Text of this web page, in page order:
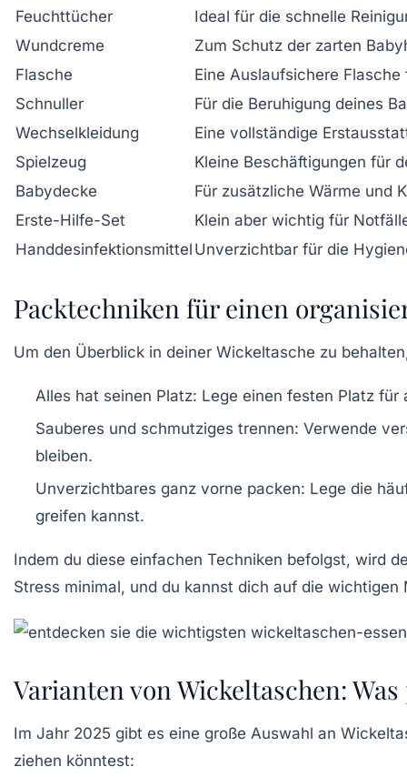
Feuchttücher
Ideal für die schnelle
Wundcreme
Zum Schutz der zarten
Flasche
Eine Auslaufsichere
Schnuller
Für die Beruhigung deines
Wechselkleidung
Eine vollständige
Spielzeug
Kleine Beschäftigungen für
Babydecke
Für zusätzliche Wärme und
Erste-Hilfe-Set
Klein aber wichtig für
Handdesinfektionsmittel Unverzichtbar für die
Packtechniken für einen
Um den Überblick in deiner Wickeltasche zu
Alles hat seinen Platz: Lege einen festen Platz
Sauberes und schmutziges trennen: Verwende
bleiben.
Unverzichtbares ganz vorne packen: Lege die
greifen kannst.
Indem du diese einfachen Techniken befolgst, wird
Stress minimal, und du kannst dich auf die
Varianten von Wickeltaschen:
Im Jahr 2025 gibt es eine große Auswahl an
ziehen könntest: